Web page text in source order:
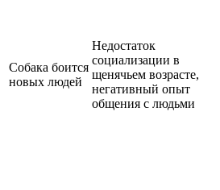
Собака боится
новых людей
Недостаток
социализации в
щенячьем возрасте,
негативный опыт
общения с людьми